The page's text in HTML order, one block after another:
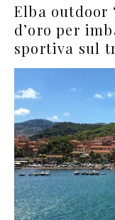
Elba outdoor
d’oro per
sportiva sul